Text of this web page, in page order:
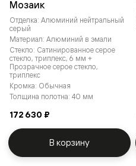
Мозаик
Отделка: Алюминий нейтральный
серый
Материал: Алюминий в эмали
Стекло: Сатинированное серое
стекло, триплекс, 6 мм +
Прозрачное серое стекло,
триплекс
Кромка: Обычная
Толщина полотна: 40 мм
172 630 ₽
В корзину